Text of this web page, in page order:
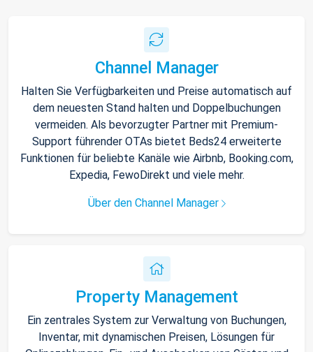
Channel Manager
Halten Sie Verfügbarkeiten und Preise automatisch auf
dem neuesten Stand halten und Doppelbuchungen
vermeiden. Als bevorzugter Partner mit Premium-
Support führender OTAs bietet Beds24 erweiterte
Funktionen für beliebte Kanäle wie Airbnb, Booking.com,
Expedia, FewoDirekt und viele mehr.
Über den Channel Manager
Property Management
Ein zentrales System zur Verwaltung von Buchungen,
Inventar, mit dynamischen Preisen, Lösungen für